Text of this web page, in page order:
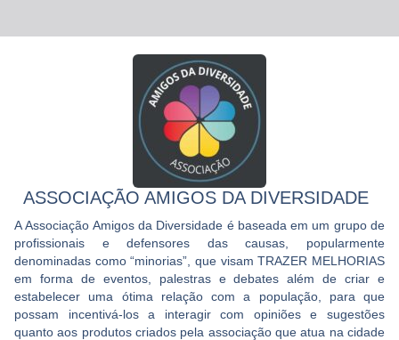
ASSOCIAÇÃO AMIGOS DA DIVERSIDADE
AAssociação Amigos da Diversidade é baseada em um grupo de
profissionais e defensores das causas, popularmente
denominadas como “minorias”, que visam TRAZER MELHORIAS
em forma de eventos, palestras e debates além de criar e
estabelecer uma ótima relação com a população, para que
possam incentivá-los a interagir com opiniões e sugestões
quanto aos produtos criados pela associação que atua na cidade